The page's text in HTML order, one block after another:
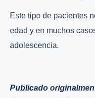
Este tipo de pacientes
edad y en muchos
adolescencia.
Publicado